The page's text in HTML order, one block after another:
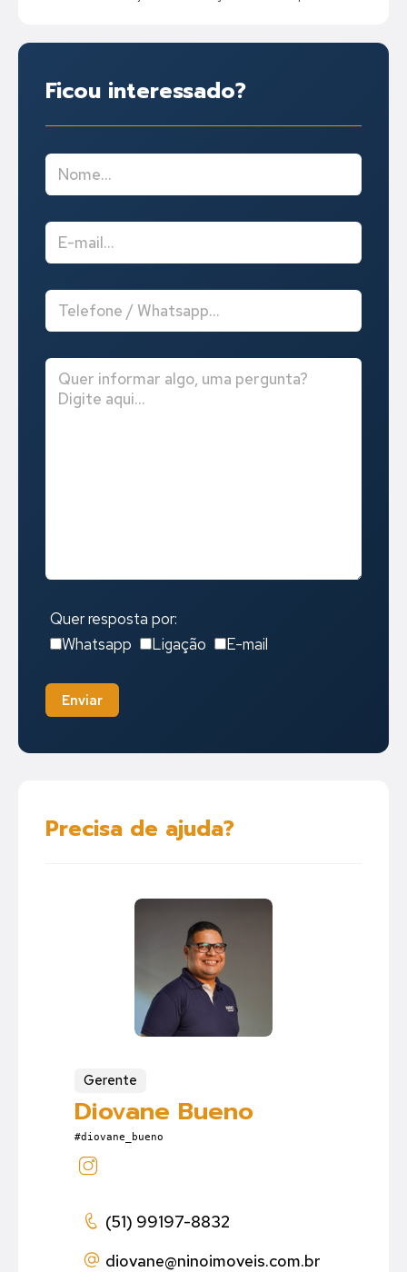
Ficou interessado?
Quer resposta por:
Whatsapp
Ligação E-mail
Enviar
Precisa de ajuda?
Gerente
Diovane Bueno
#diovane_bueno
(51) 99197-8832
diovane@ninoimoveis.com.br